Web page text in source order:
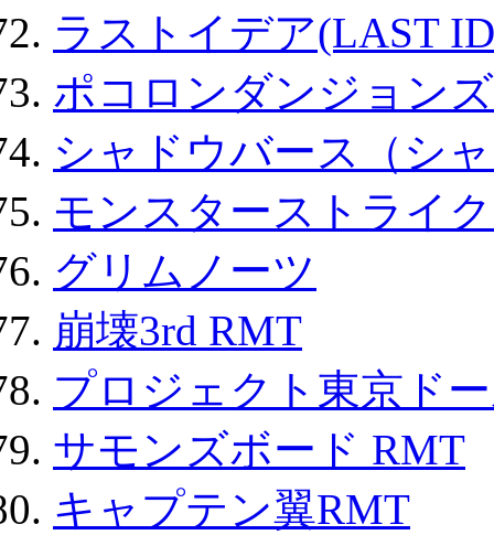
ラストイデア(LAST
ポコロンダンジョン
シャドウバース（シ
モンスターストライ
グリムノーツ
崩壊3rd RMT
プロジェクト東京ド
サモンズボード RMT
キャプテン翼RMT